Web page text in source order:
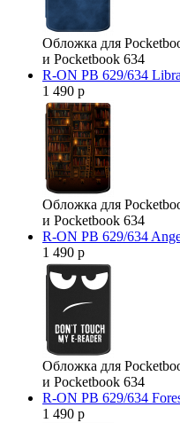
Обложка для
и Pocketbook 634
R-ON PB 629/634
1 490 р
Обложка для
и Pocketbook 634
R-ON PB 629/634
1 490 р
Обложка для
и Pocketbook 634
R-ON PB 629/634
1 490 р